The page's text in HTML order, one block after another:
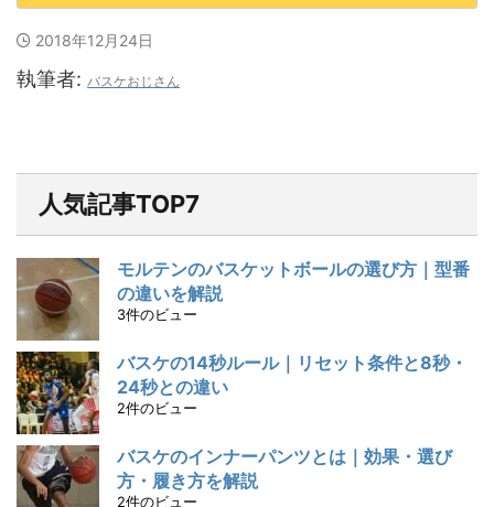
2018年12月24日
執筆者: バスケおじさん
人気記事TOP7
モルテンのバスケットボールの選び方｜型番
の違いを解説
3件のビュー
バスケの14秒ルール｜リセット条件と8秒・
24秒との違い
2件のビュー
バスケのインナーパンツとは｜効果・選び
方・履き方を解説
2件のビュー